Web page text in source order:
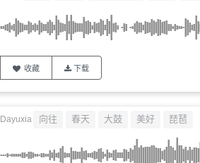
收藏 下载
Dayuxia 向往 春天 大鼓 美好 琵琶